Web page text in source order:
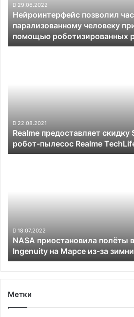
пищу
помощью
роботизированных
рук
29.06.2022
Нейроинтерфейс позволил
парализованному человеку
помощью роботизированных
пылесос
Realme
TechLife
Robot
22.08.2021
Realme предоставляет
робот-пылесос Realme
из-
за
зимних
пыльных
бурь
18.07.2022
NASA приостановила полёты
Ingenuity на Марсе из-за
Метки